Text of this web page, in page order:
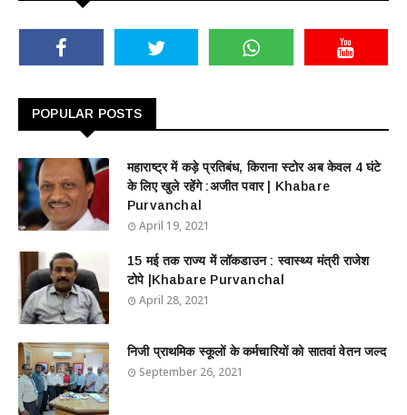
POPULAR POSTS
महाराष्ट्र में कड़े प्रतिबंध, किराना स्टोर अब केवल 4 घंटे
के लिए खुले रहेंगे :अजीत पवार | Khabare
Purvanchal
April 19, 2021
15 मई तक राज्य में लॉकडाउन : स्वास्थ्य मंत्री राजेश
टोपे |Khabare Purvanchal
April 28, 2021
निजी प्राथमिक स्कूलों के कर्मचारियों को सातवां वेतन जल्द
September 26, 2021